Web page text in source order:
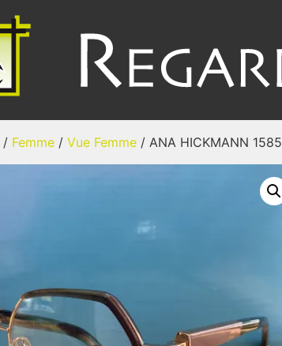
/ Femme / Vue Femme / ANA HICKMANN 1585